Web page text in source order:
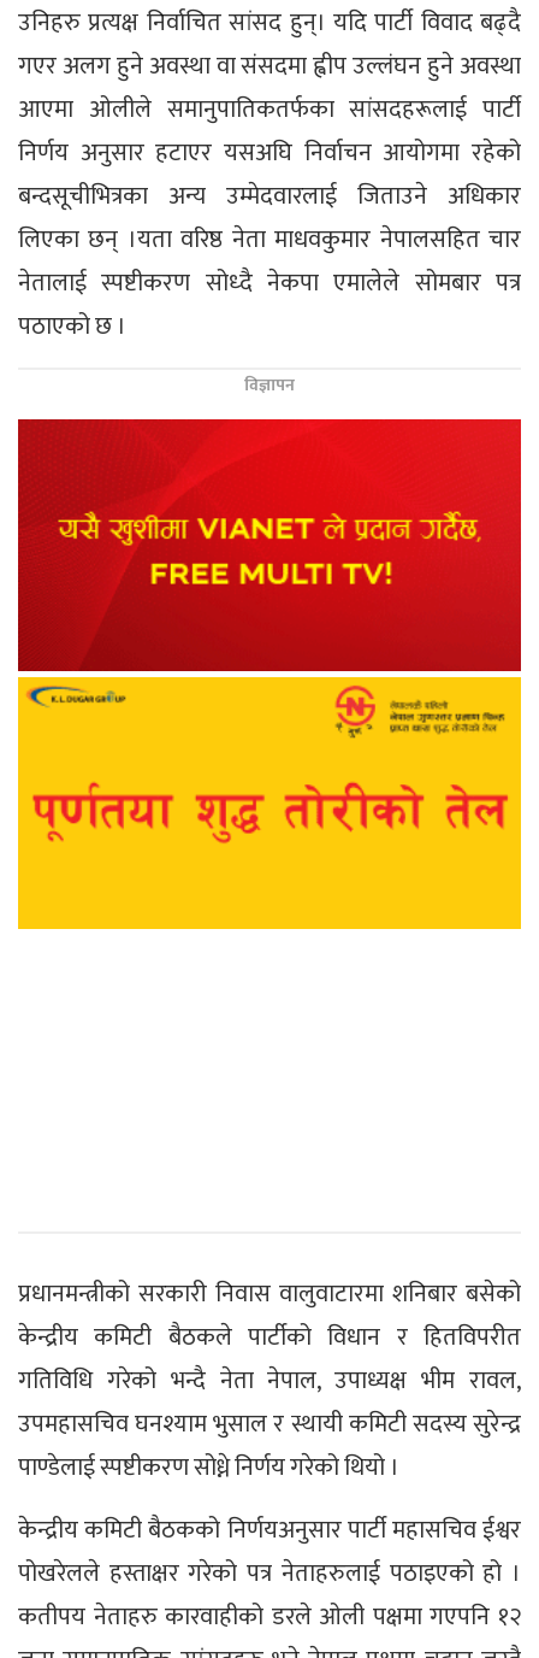
उनिहरु प्रत्यक्ष निर्वाचित सांसद हुन्। यदि पार्टी विवाद बढ्दै
गएर अलग हुने अवस्था वा संसदमा ह्वीप उल्लंघन हुने अवस्था
आएमा ओलीले समानुपातिकतर्फका सांसदहरूलाई पार्टी
निर्णय अनुसार हटाएर यसअघि निर्वाचन आयोगमा रहेको
बन्दसूचीभित्रका अन्य उम्मेदवारलाई जिताउने अधिकार
लिएका छन् ।यता वरिष्ठ नेता माधवकुमार नेपालसहित चार
नेतालाई स्पष्टीकरण सोध्दै नेकपा एमालेले सोमबार पत्र
पठाएको छ ।
विज्ञापन
प्रधानमन्त्रीको सरकारी निवास वालुवाटारमा शनिबार बसेको
केन्द्रीय कमिटी बैठकले पार्टीको विधान र हितविपरीत
गतिविधि गरेको भन्दै नेता नेपाल, उपाध्यक्ष भीम रावल,
उपमहासचिव घनश्याम भुसाल र स्थायी कमिटी सदस्य सुरेन्द्र
पाण्डेलाई स्पष्टीकरण सोध्ने निर्णय गरेको थियो ।
केन्द्रीय कमिटी बैठकको निर्णयअनुसार पार्टी महासचिव ईश्वर
पोखरेलले हस्ताक्षर गरेको पत्र नेताहरुलाई पठाइएको हो ।
कतीपय नेताहरु कारवाहीको डरले ओली पक्षमा गएपनि १२